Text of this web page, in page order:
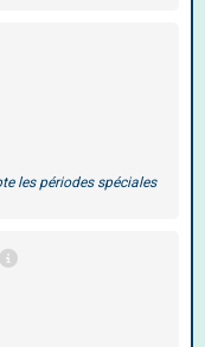
les périodes spéciales